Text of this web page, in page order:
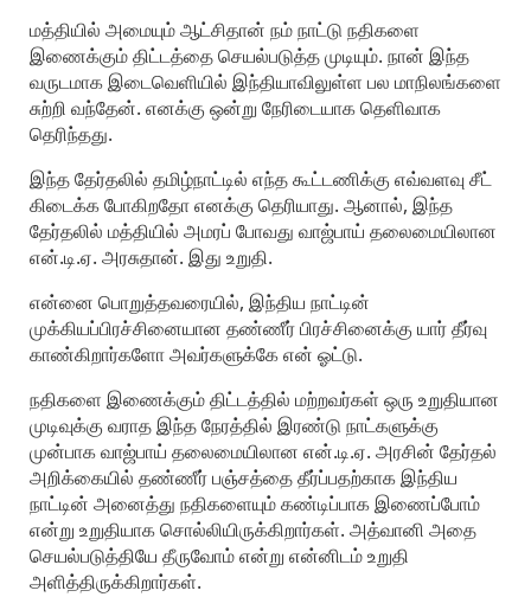
மத்தியில் அமையும் ஆட்சிதான் நம் நாட்டு நதிகளை
இணைக்கும் திட்டத்தை செயல்படுத்த முடியும். நான் இந்த
வருடமாக இடைவெளியில் இந்தியாவிலுள்ள பல மாநிலங்களை
சுற்றி வந்தேன். எனக்கு ஒன்று நேரிடையாக தெளிவாக
தெரிந்தது.
இந்த தேர்தலில் தமிழ்நாட்டில் எந்த கூட்டணிக்கு எவ்வளவு சீட்
கிடைக்க போகிறதோ எனக்கு தெரியாது. ஆனால், இந்த
தேர்தலில் மத்தியில் அமரப் போவது வாஜ்பாய் தலைமையிலான
என்.டி.ஏ. அரசுதான். இது உறுதி.
என்னை பொறுத்தவரையில், இந்திய நாட்டின்
முக்கியப்பிரச்சினையான தண்ணீர் பிரச்சினைக்கு யார் தீர்வு
காண்கிறார்களோ அவர்களுக்கே என் ஓட்டு.
நதிகளை இணைக்கும் திட்டத்தில் மற்றவர்கள் ஒரு உறுதியான
முடிவுக்கு வராத இந்த நேரத்தில் இரண்டு நாட்களுக்கு
முன்பாக வாஜ்பாய் தலைமையிலான என்.டி.ஏ. அரசின் தேர்தல்
அறிக்கையில் தண்ணீர் பஞ்சத்தை தீர்ப்பதற்காக இந்திய
நாட்டின் அனைத்து நதிகளையும் கண்டிப்பாக இணைப்போம்
என்று உறுதியாக சொல்லியிருக்கிறார்கள். அத்வானி அதை
செயல்படுத்தியே தீருவோம் என்று என்னிடம் உறுதி
அளித்திருக்கிறார்கள்.